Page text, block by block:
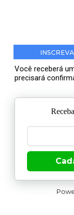
Você receberá
precisará